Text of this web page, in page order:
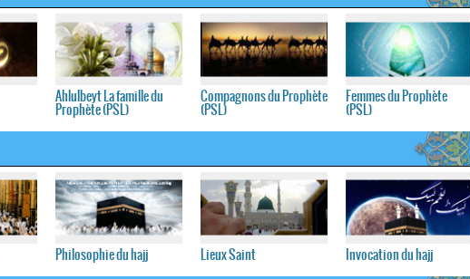
Ahlulbeyt La famille du
Prophète (PSL)
Compagnons du Prophète
(PSL)
Femmes du Prophète
(PSL)
Philosophie du hajj Lieux Saint Invocation du hajj